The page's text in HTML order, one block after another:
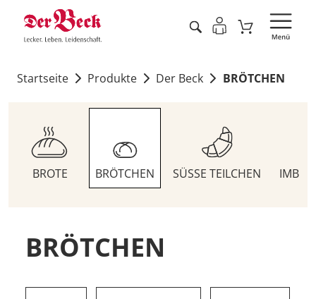
Startseite Produkte Der Beck BRÖTCHEN
BROTE BRÖTCHEN SÜSSE TEILCHEN
BRÖTCHEN